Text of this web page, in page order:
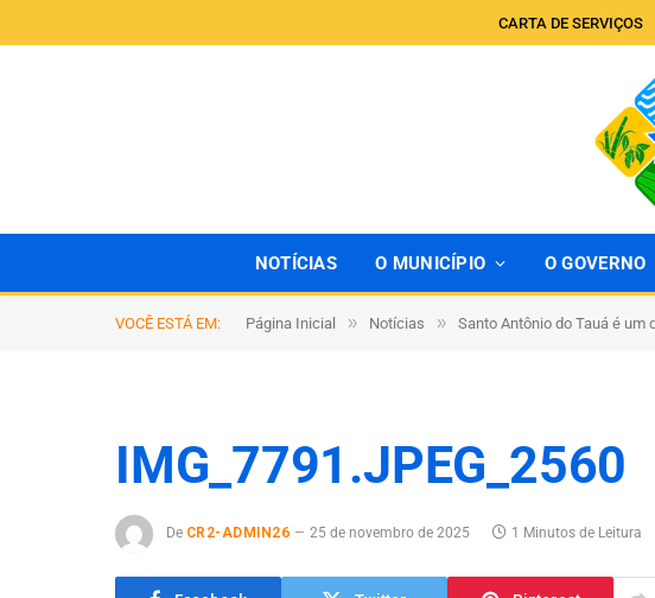
CARTA DE SERVIÇOS
NOTÍCIAS O MUNICÍPIO O GOVERNO
VOCÊ ESTÁ EM: Página Inicial » Notícias » Santo Antônio do Tauá é um
IMG_7791.JPEG_2560
De CR2-ADMIN26 25 de novembro de 2025 1 Minutos de Leitura